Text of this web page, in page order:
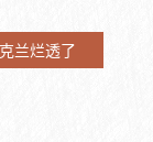
兰烂透了